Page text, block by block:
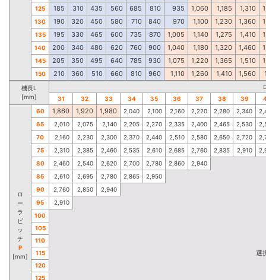
125 185 310 435 560 685 810 935 1,060 1,185 1,310
130 190 320 450 580 710 840 970 1,100 1,230 1,360
135 195 330 465 600 735 870 1,005 1,140 1,275 1,410
140 200 340 480 620 760 900 1,040 1,180 1,320 1,460
145 205 350 495 640 785 930 1,075 1,220 1,365 1,510
150 210 360 510 660 810 960 1,110 1,260 1,410 1,560
機長L
[mm]
31
32 33 34 35 36 37 38 39
ロ
ー
ラ
ピ
ッ
チ
P
[mm]
60 1,860 1,920 1,980 2,040 2,100 2,160 2,220 2,280 2,340
65
2,010 2,075 2,140 2,205 2,270 2,335 2,400 2,465 2,530
70
2,160 2,230 2,300 2,370 2,440 2,510 2,580 2,650 2,720
75
2,310 2,385 2,460 2,535 2,610 2,685 2,760 2,835 2,910
80
2,460 2,540 2,620 2,700 2,780 2,860
2,940
85
2,610 2,695 2,780 2,865
2,950
90
2,760 2,850
2,940
95
2,910
100
105
110
115
選
120
125